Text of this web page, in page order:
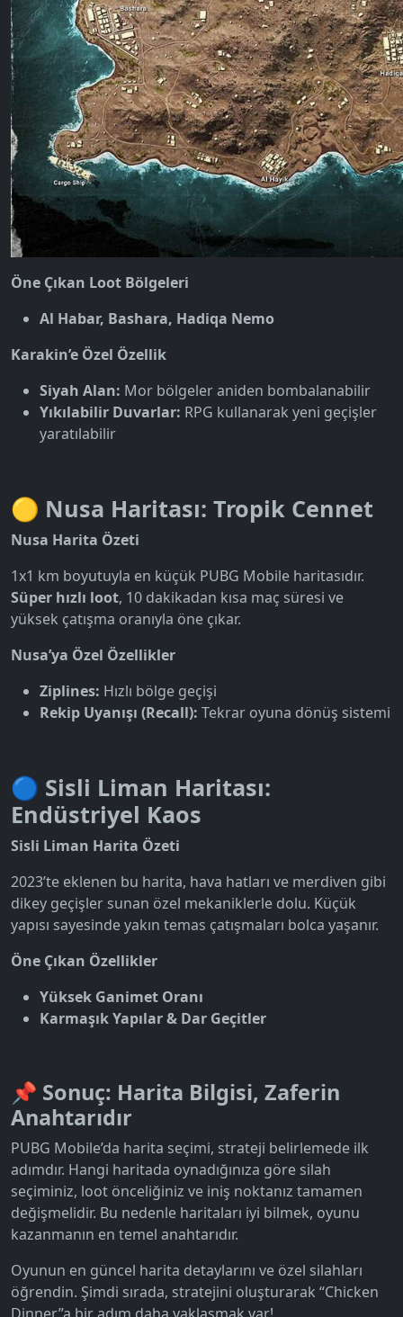
Öne Çıkan Loot Bölgeleri
Al Habar, Bashara, Hadiqa Nemo
Karakin’e Özel Özellik
Siyah Alan: Mor bölgeler aniden bombalanabilir
Yıkılabilir Duvarlar: RPG kullanarak yeni geçişler
yaratılabilir
🟡 Nusa Haritası: Tropik Cennet
Nusa Harita Özeti
1x1 km boyutuyla en küçük PUBG Mobile haritasıdır.
Süper hızlı loot, 10 dakikadan kısa maç süresi ve
yüksek çatışma oranıyla öne çıkar.
Nusa’ya Özel Özellikler
Ziplines: Hızlı bölge geçişi
Rekip Uyanışı (Recall): Tekrar oyuna dönüş sistemi
🔵 Sisli Liman Haritası:
Endüstriyel Kaos
Sisli Liman Harita Özeti
2023’te eklenen bu harita, hava hatları ve merdiven gibi
dikey geçişler sunan özel mekaniklerle dolu. Küçük
yapısı sayesinde yakın temas çatışmaları bolca yaşanır.
Öne Çıkan Özellikler
Yüksek Ganimet Oranı
Karmaşık Yapılar & Dar Geçitler
📌 Sonuç: Harita Bilgisi, Zaferin
Anahtarıdır
PUBG Mobile’da harita seçimi, strateji belirlemede ilk
adımdır. Hangi haritada oynadığınıza göre silah
seçiminiz, loot önceliğiniz ve iniş noktanız tamamen
değişmelidir. Bu nedenle haritaları iyi bilmek, oyunu
kazanmanın en temel anahtarıdır.
Oyunun en güncel harita detaylarını ve özel silahları
öğrendin. Şimdi sırada, stratejini oluşturarak “Chicken